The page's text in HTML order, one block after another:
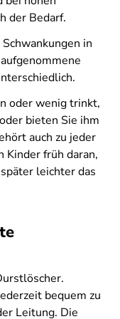
der Bedarf.
in
oder wenig trinkt,
bieten Sie ihm
auch zu jeder
Kinder früh daran,
leichter das
bequem zu
Leitung. Die